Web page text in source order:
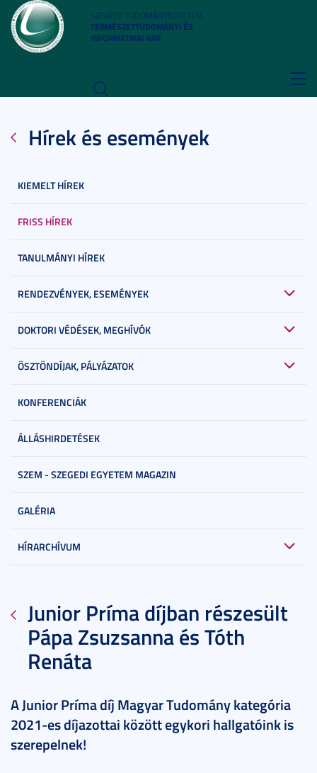
SZEGEDI TUDOMÁNYEGYETEM
TERMÉSZETTUDOMÁNYI ÉS
INFORMATIKAI KAR
Hírek és események
KIEMELT HÍREK
FRISS HÍREK
TANULMÁNYI HÍREK
RENDEZVÉNYEK, ESEMÉNYEK
DOKTORI VÉDÉSEK, MEGHÍVÓK
ÖSZTÖNDÍJAK, PÁLYÁZATOK
KONFERENCIÁK
ÁLLÁSHIRDETÉSEK
SZEM - SZEGEDI EGYETEM MAGAZIN
GALÉRIA
HÍRARCHÍVUM
Junior Príma díjban részesült
Pápa Zsuzsanna és Tóth
Renáta
A Junior Príma díj Magyar Tudomány kategória
2021-es díjazottai között egykori hallgatóink is
szerepelnek!